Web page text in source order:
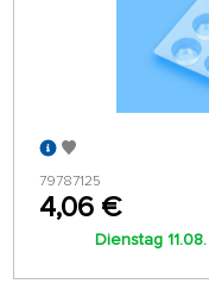
79787125
4,06 €
Dienstag